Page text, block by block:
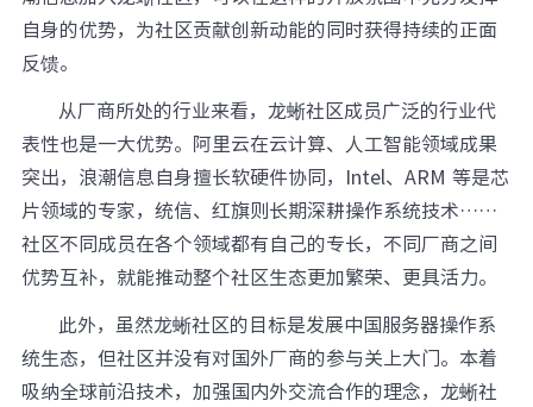
自身的优势，为社区贡献创新动能的同时获得持续的正面
反馈。
从厂商所处的行业来看，龙蜥社区成员广泛的行业代
表性也是一大优势。阿里云在云计算、人工智能领域成果
突出，浪潮信息自身擅长软硬件协同，Intel、ARM 等是芯
片领域的专家，统信、红旗则长期深耕操作系统技术……
社区不同成员在各个领域都有自己的专长，不同厂商之间
优势互补，就能推动整个社区生态更加繁荣、更具活力。
此外，虽然龙蜥社区的目标是发展中国服务器操作系
统生态，但社区并没有对国外厂商的参与关上大门。本着
吸纳全球前沿技术，加强国内外交流合作的理念，龙蜥社